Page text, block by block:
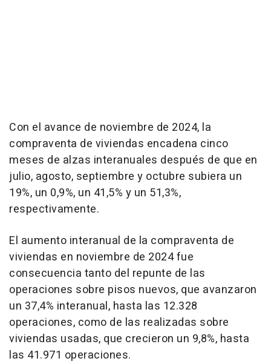
Con el avance de noviembre de 2024, la
compraventa de viviendas encadena cinco
meses de alzas interanuales después de que en
julio, agosto, septiembre y octubre subiera un
19%, un 0,9%, un 41,5% y un 51,3%,
respectivamente.
El aumento interanual de la compraventa de
viviendas en noviembre de 2024 fue
consecuencia tanto del repunte de las
operaciones sobre pisos nuevos, que avanzaron
un 37,4% interanual, hasta las 12.328
operaciones, como de las realizadas sobre
viviendas usadas, que crecieron un 9,8%, hasta
las 41.971 operaciones.